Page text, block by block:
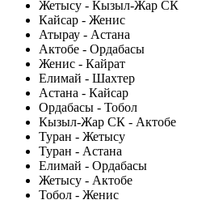
Жетысу - Кызыл-Жар СК
Кайсар - Женис
Атырау - Астана
Актобе - Ордабасы
Женис - Кайрат
Елимай - Шахтер
Астана - Кайсар
Ордабасы - Тобол
Кызыл-Жар СК - Актобе
Туран - Жетысу
Туран - Астана
Елимай - Ордабасы
Жетысу - Актобе
Тобол - Женис